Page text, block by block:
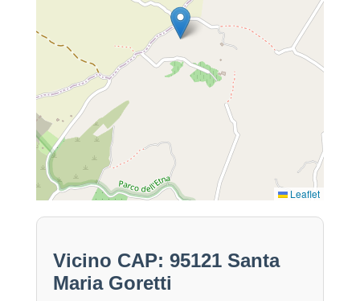
Leaflet
Vicino CAP: 95121 Santa
Maria Goretti